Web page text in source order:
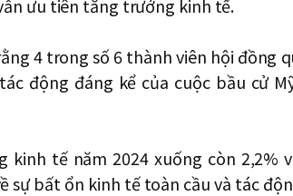
ưu tiên tăng trưởng kinh tế.
4 trong số 6 thành viên hội đồng
động đáng kể của cuộc bầu cử
tế năm 2024 xuống còn 2,2%
sự bất ổn kinh tế toàn cầu và tác